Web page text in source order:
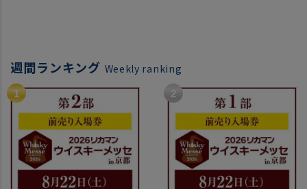
週間ランキング Weekly ranking